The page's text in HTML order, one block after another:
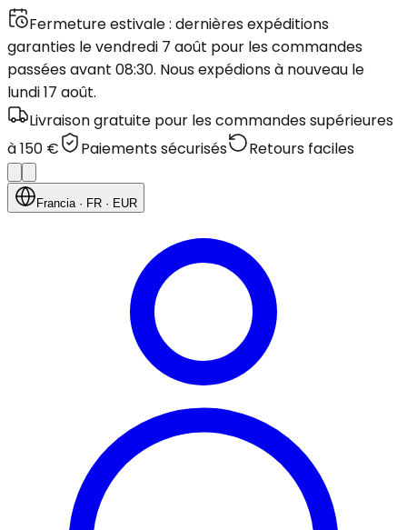
Fermeture estivale : dernières expéditions
garanties le vendredi 7 août pour les commandes
passées avant 08:30. Nous expédions à nouveau le
lundi 17 août.
Livraison gratuite pour les commandes supérieures
à 150 €
Paiements sécurisés Retours faciles
Francia· FR · EUR